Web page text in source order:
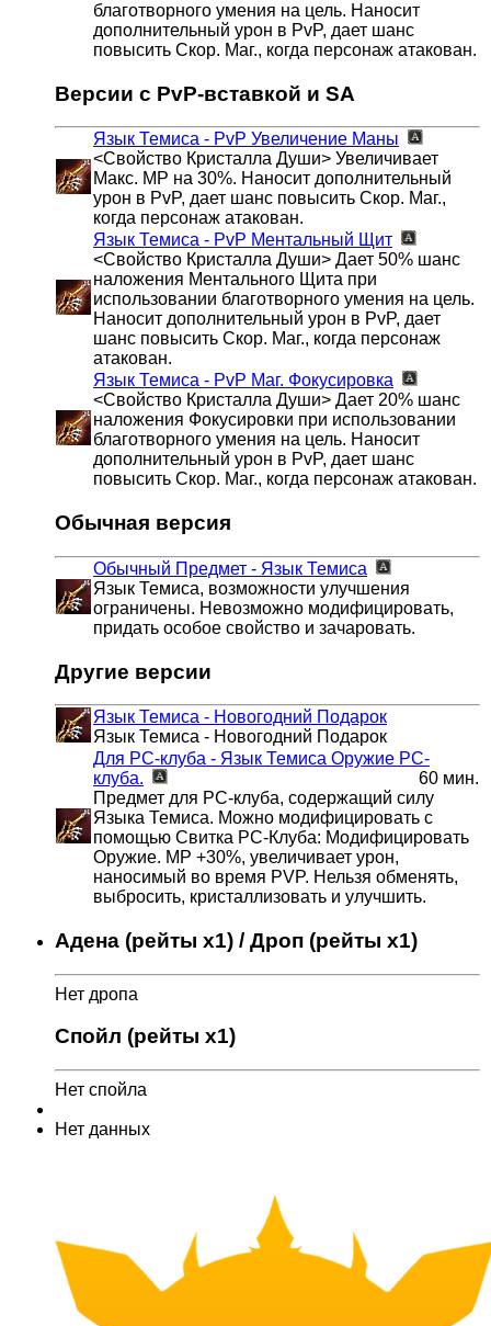
благотворного умения на цель. Наносит
дополнительный урон в PvP, дает шанс
повысить Скор. Маг., когда персонаж атакован.
Версии с PvP-вставкой и SA
Язык Темиса - PvP Увеличение Маны
<Свойство Кристалла Души> Увеличивает
Макс. MP на 30%. Наносит дополнительный
урон в PvP, дает шанс повысить Скор. Маг.,
когда персонаж атакован.
Язык Темиса - PvP Ментальный Щит
<Свойство Кристалла Души> Дает 50% шанс
наложения Ментального Щита при
использовании благотворного умения на цель.
Наносит дополнительный урон в PvP, дает
шанс повысить Скор. Маг., когда персонаж
атакован.
Язык Темиса - PvP Маг. Фокусировка
<Свойство Кристалла Души> Дает 20% шанс
наложения Фокусировки при использовании
благотворного умения на цель. Наносит
дополнительный урон в PvP, дает шанс
повысить Скор. Маг., когда персонаж атакован.
Обычная версия
Обычный Предмет - Язык Темиса
Язык Темиса, возможности улучшения
ограничены. Невозможно модифицировать,
придать особое свойство и зачаровать.
Другие версии
Язык Темиса - Новогодний Подарок
Язык Темиса - Новогодний Подарок
Для РС-клуба - Язык Темиса Оружие РС-
клуба.
60 мин.
Предмет для РС-клуба, содержащий силу
Языка Темиса. Можно модифицировать с
помощью Свитка PC-Клуба: Модифицировать
Оружие. МР +30%, увеличивает урон,
наносимый во время PVP. Нельзя обменять,
выбросить, кристаллизовать и улучшить.
Адена (рейты x1) / Дроп (рейты x1)
Нет дропа
Спойл (рейты x1)
Нет спойла
Нет данных